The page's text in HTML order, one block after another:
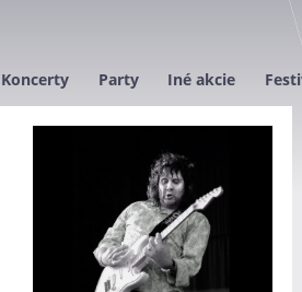
Koncerty Party Iné akcie